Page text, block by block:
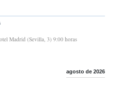
Madrid (Sevilla, 3) 9:00 horas
agosto de 2026